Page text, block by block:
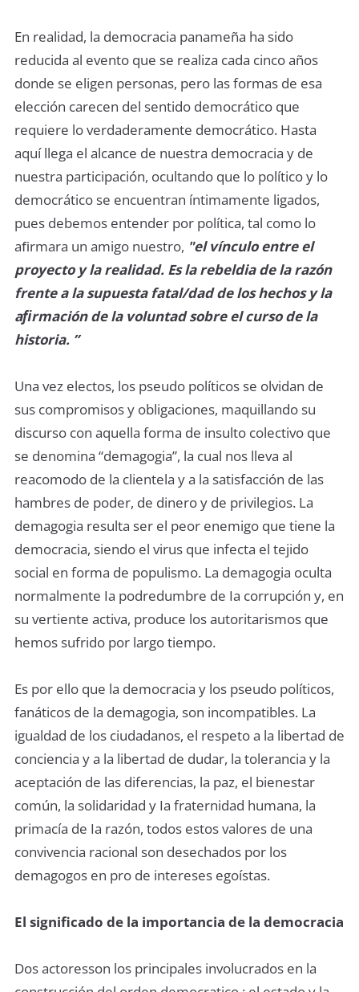
En realidad, la democracia panameña ha sido
reducida al evento que se realiza cada cinco años
donde se eligen personas, pero las formas de esa
elección carecen del sentido democrático que
requiere lo verdaderamente democrático. Hasta
aquí llega el alcance de nuestra democracia y de
nuestra participación, ocultando que lo político y lo
democrático se encuentran íntimamente ligados,
pues debemos entender por política, tal como lo
aﬁrmara un amigo nuestro, "el vínculo entre el
proyecto y la realidad. Es la rebeldia de la razón
frente a la supuesta fatal/dad de los hechos y la
aﬁrmación de la voluntad sobre el curso de la
historia. ”
Una vez electos, los pseudo políticos se olvidan de
sus compromisos y obligaciones, maquillando su
discurso con aquella forma de insulto colectivo que
se denomina “demagogia”, la cual nos lleva al
reacomodo de la clientela y a la satisfacción de las
hambres de poder, de dinero y de privilegios. La
demagogia resulta ser el peor enemigo que tiene la
democracia, siendo el virus que infecta el tejido
social en forma de populismo. La demagogia oculta
normalmente Ia podredumbre de Ia corrupción y, en
su vertiente activa, produce los autoritarismos que
hemos sufrido por largo tiempo.
Es por ello que la democracia y los pseudo políticos,
fanáticos de la demagogia, son incompatibles. La
igualdad de los ciudadanos, el respeto a la libertad de
conciencia y a la libertad de dudar, la tolerancia y la
aceptación de las diferencias, la paz, el bienestar
común, la solidaridad y Ia fraternidad humana, la
primacía de Ia razón, todos estos valores de una
convivencia racional son desechados por los
demagogos en pro de intereses egoístas.
El significado de la importancia de la democracia
Dos actoresson los principales involucrados en la